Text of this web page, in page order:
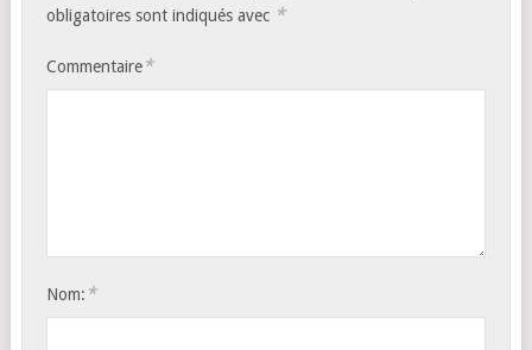
obligatoires sont indiqués avec *
Commentaire*
Nom: *